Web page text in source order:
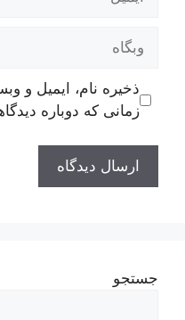
وبگاه
ذخیره نام، ایمیل و
زمانی که دوباره
جستجو